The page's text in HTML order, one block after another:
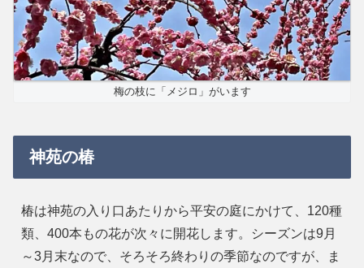
梅の枝に「メジロ」がいます
神苑の椿
椿は神苑の入り口あたりから平安の庭にかけて、120種
類、400本もの花が次々に開花します。シーズンは9月
～3月末なので、そろそろ終わりの季節なのですが、ま